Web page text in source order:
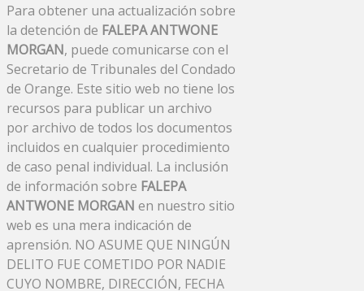
Para obtener una actualización sobre
la detención de FALEPA ANTWONE
MORGAN, puede comunicarse con el
Secretario de Tribunales del Condado
de Orange. Este sitio web no tiene los
recursos para publicar un archivo
por archivo de todos los documentos
incluidos en cualquier procedimiento
de caso penal individual. La inclusión
de información sobre FALEPA
ANTWONE MORGAN en nuestro sitio
web es una mera indicación de
aprensión. NO ASUME QUE NINGÚN
DELITO FUE COMETIDO POR NADIE
CUYO NOMBRE, DIRECCIÓN, FECHA